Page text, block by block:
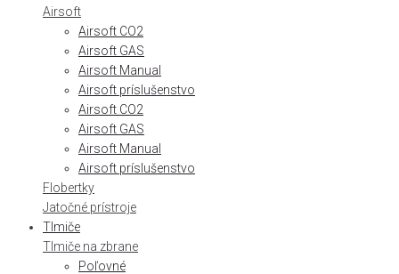
Airsoft
Airsoft CO2
Airsoft GAS
Airsoft Manual
Airsoft príslušenstvo
Airsoft CO2
Airsoft GAS
Airsoft Manual
Airsoft príslušenstvo
Flobertky
Jatočné prístroje
Tlmiče
Tlmiče na zbrane
Poľovné